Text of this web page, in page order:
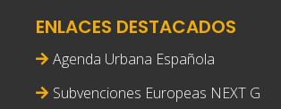
ENLACES DESTACADOS
Agenda Urbana Española
Subvenciones Europeas NEXT G